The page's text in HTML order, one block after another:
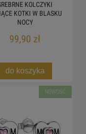
KOLCZYKI
KOTKI W BLASKU
NOCY
99,90 zł
do koszyka
NOWOŚĆ